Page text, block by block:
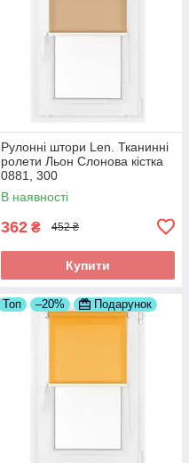
Рулонні штори Len. Тканинні
ролети Льон Слонова кістка
0881, 300
В наявності
362 ₴ 452 ₴
Купити
Топ –20% Подарунок